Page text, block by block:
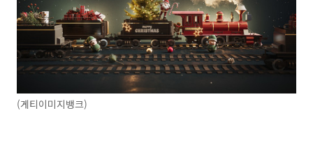
(게티이미지뱅크)